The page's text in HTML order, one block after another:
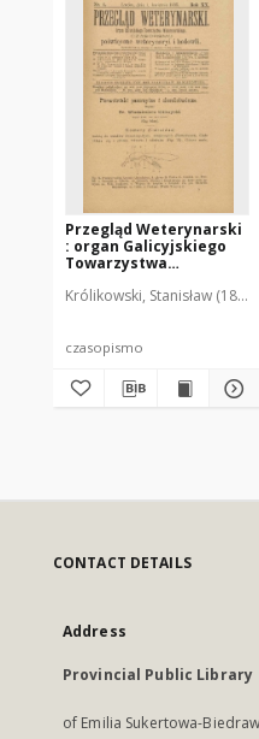
Przegląd Weterynarski
: organ Galicyjskiego
Towarzystwa
czasopismo
1905 R. 20, nr 4
Królikowski, Stanisław
czasopismo
CONTACT DETAILS
Address
Provincial Public Library
of Emilia Sukertowa-